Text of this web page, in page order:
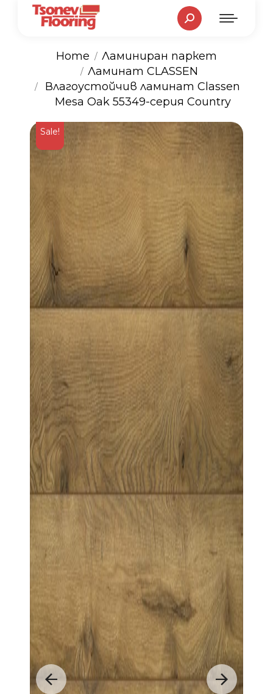
Search:
You are here:
Home
Ламиниран паркет
Ламинат CLASSEN
Влагоустойчив ламинат Classen
Mesa Oak 55349-серия Country
Sale!